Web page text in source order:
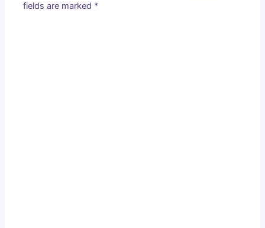
fields are marked *